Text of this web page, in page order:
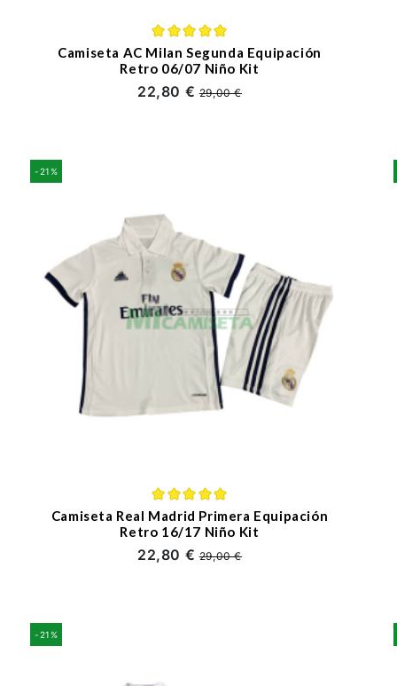
Camiseta AC Milan Segunda Equipación
Retro 06/07 Niño Kit
22,80 €29,00 €
-21%
Camiseta Real Madrid Primera Equipación
Retro 16/17 Niño Kit
22,80 €29,00 €
-21%